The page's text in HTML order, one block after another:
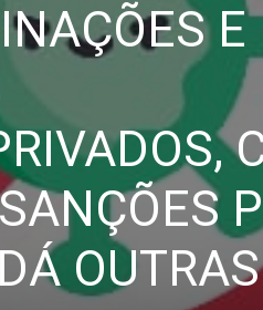
E
OUTRAS